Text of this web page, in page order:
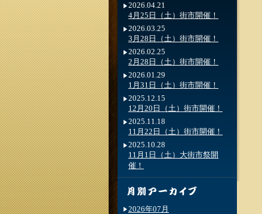
2026.04.21
4月25日（土）街市開催！
2026.03.25
3月28日（土）街市開催！
2026.02.25
2月28日（土）街市開催！
2026.01.29
1月31日（土）街市開催！
2025.12.15
12月20日（土）街市開催！
2025.11.18
11月22日（土）街市開催！
2025.10.28
11月1日（土）大街市祭開
催！
2026年07月